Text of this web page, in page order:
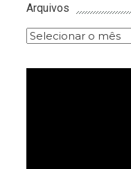
Arquivos
Arquivos